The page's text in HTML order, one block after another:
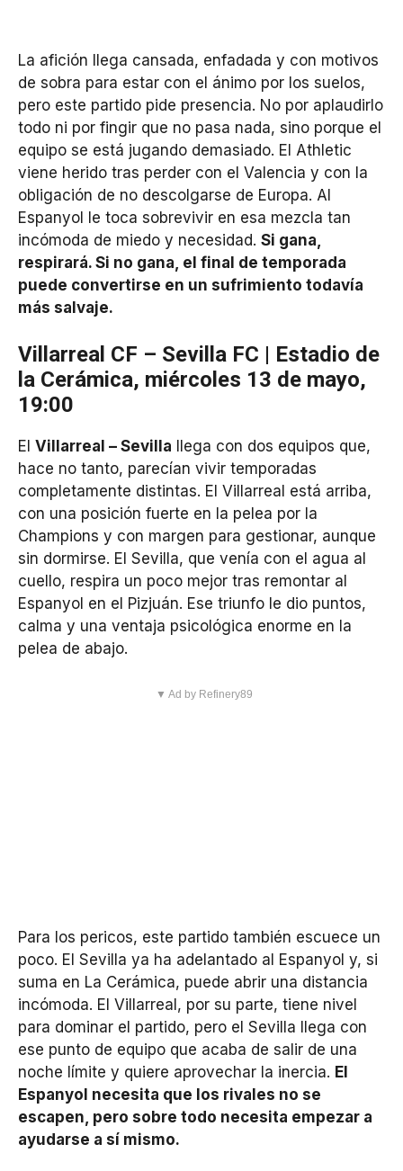
La afición llega cansada, enfadada y con motivos
de sobra para estar con el ánimo por los suelos,
pero este partido pide presencia. No por aplaudirlo
todo ni por fingir que no pasa nada, sino porque el
equipo se está jugando demasiado. El Athletic
viene herido tras perder con el Valencia y con la
obligación de no descolgarse de Europa. Al
Espanyol le toca sobrevivir en esa mezcla tan
incómoda de miedo y necesidad. Si gana,
respirará. Si no gana, el final de temporada
puede convertirse en un sufrimiento todavía
más salvaje.
Villarreal CF – Sevilla FC | Estadio de
la Cerámica, miércoles 13 de mayo,
19:00
El Villarreal – Sevilla llega con dos equipos que,
hace no tanto, parecían vivir temporadas
completamente distintas. El Villarreal está arriba,
con una posición fuerte en la pelea por la
Champions y con margen para gestionar, aunque
sin dormirse. El Sevilla, que venía con el agua al
cuello, respira un poco mejor tras remontar al
Espanyol en el Pizjuán. Ese triunfo le dio puntos,
calma y una ventaja psicológica enorme en la
pelea de abajo.
▼ Ad by Refinery89
Para los pericos, este partido también escuece un
poco. El Sevilla ya ha adelantado al Espanyol y, si
suma en La Cerámica, puede abrir una distancia
incómoda. El Villarreal, por su parte, tiene nivel
para dominar el partido, pero el Sevilla llega con
ese punto de equipo que acaba de salir de una
noche límite y quiere aprovechar la inercia. El
Espanyol necesita que los rivales no se
escapen, pero sobre todo necesita empezar a
ayudarse a sí mismo.